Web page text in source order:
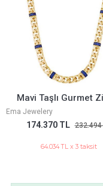
Hilal Taşlı Kolye
Kartepe
6.804 TL 8.028 TL
2.499 TL x 3 taksit